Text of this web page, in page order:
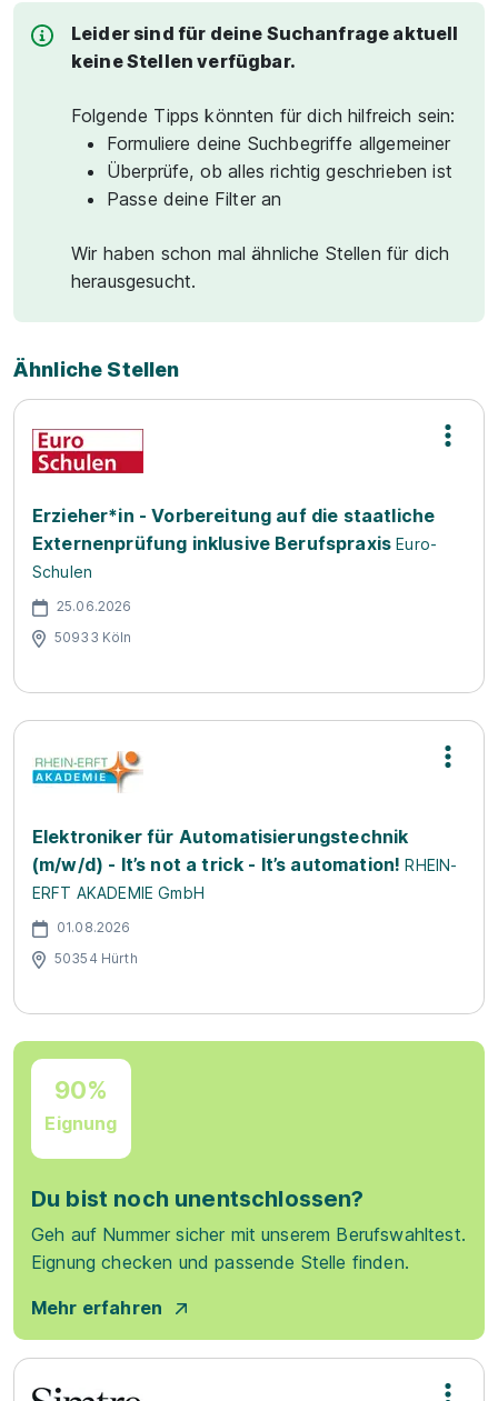
Leider sind für deine Suchanfrage aktuell
keine Stellen verfügbar.
Folgende Tipps könnten für dich hilfreich sein:
Formuliere deine Suchbegriffe allgemeiner
Überprüfe, ob alles richtig geschrieben ist
Passe deine Filter an
Wir haben schon mal ähnliche Stellen für dich
herausgesucht.
Ähnliche Stellen
Erzieher*in - Vorbereitung auf die staatliche
Externenprüfung inklusive Berufspraxis Euro-
Schulen
25.06.2026
50933 Köln
Elektroniker für Automatisierungstechnik
(m/w/d) - It’s not a trick - It’s automation! RHEIN-
ERFT AKADEMIE GmbH
01.08.2026
50354 Hürth
90%
Eignung
Du bist noch unentschlossen?
Geh auf Nummer sicher mit unserem Berufswahltest.
Eignung checken und passende Stelle finden.
Mehr erfahren